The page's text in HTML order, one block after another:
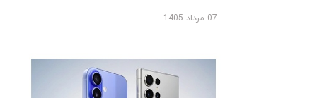
07 مرداد 1405